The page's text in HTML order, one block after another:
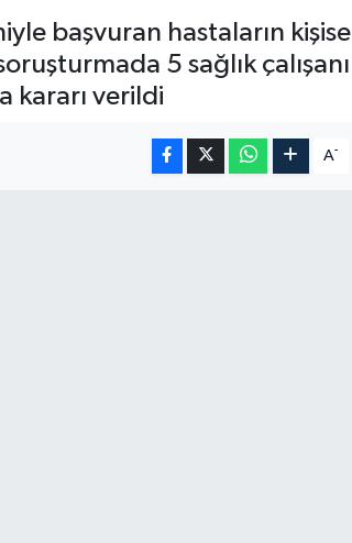
başvuran hastaların kişisel
5 sağlık çalışanı
kararı verildi
A-